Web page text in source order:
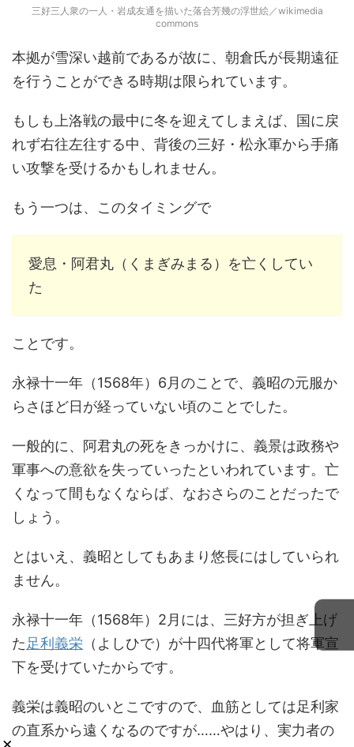
三好三人衆の一人・岩成友通を描いた落合芳幾の浮世絵／wikimedia
commons
本拠が雪深い越前であるが故に、朝倉氏が長期遠征
を行うことができる時期は限られています。
もしも上洛戦の最中に冬を迎えてしまえば、国に戻
れず右往左往する中、背後の三好・松永軍から手痛
い攻撃を受けるかもしれません。
もう一つは、このタイミングで
愛息・阿君丸（くまぎみまる）を亡くしてい
た
ことです。
永禄十一年（1568年）6月のことで、義昭の元服か
らさほど日が経っていない頃のことでした。
一般的に、阿君丸の死をきっかけに、義景は政務や
軍事への意欲を失っていったといわれています。亡
くなって間もなくならば、なおさらのことだったで
しょう。
とはいえ、義昭としてもあまり悠長にはしていられ
ません。
永禄十一年（1568年）2月には、三好方が担ぎ上げ
た足利義栄 （よしひで）が十四代将軍として将軍宣
下を受けていたからです。
義栄は義昭のいとこですので、血筋としては足利家
の直系から遠くなるのですが……やはり、実力者の